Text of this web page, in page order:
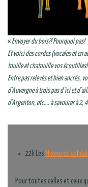
«Envoyer du bois?! Pourquoi pas!
Et voici des cordes (vocales et en
touille et chatouille vos écoutilles!
Entre pas relevés et bien ancrés,
d’Auvergne à trois pas d’ici et
d’Argenton, etc…. à savourer à 2,
22h Les Mixeuses
Pour toutes celles et ceux